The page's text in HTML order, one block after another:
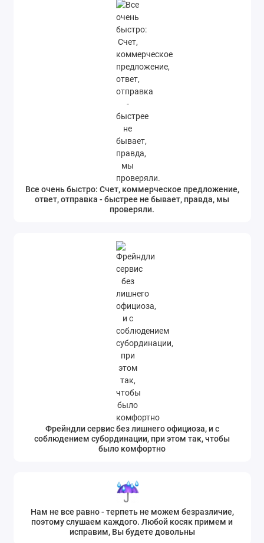
Все очень быстро: Счет, коммерческое предложение,
ответ, отправка - быстрее не бывает, правда, мы
проверяли.
Фрейндли сервис без лишнего официоза, и с
соблюдением субординации, при этом так, чтобы
было комфортно
Нам не все равно - терпеть не можем безразличие,
поэтому слушаем каждого. Любой косяк примем и
исправим, Вы будете довольны